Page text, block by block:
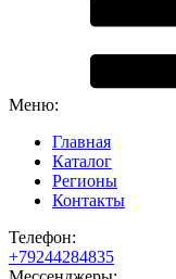
Меню:
Главная
Каталог
Регионы
Контакты
Телефон:
+79244284835